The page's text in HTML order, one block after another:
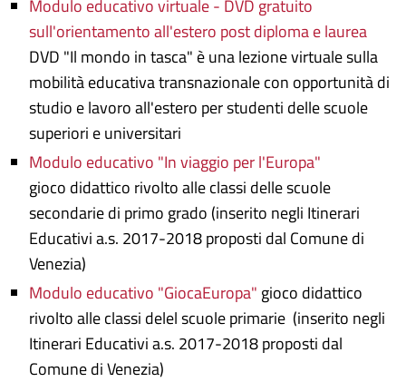
Modulo educativo virtuale - DVD gratuito
sull'orientamento all'estero post diploma e laurea
DVD "Il mondo in tasca" è una lezione virtuale sulla
mobilità educativa transnazionale con opportunità di
studio e lavoro all'estero per studenti delle scuole
superiori e universitari
Modulo educativo "In viaggio per l'Europa"
gioco didattico rivolto alle classi delle scuole
secondarie di primo grado (inserito negli Itinerari
Educativi a.s. 2017-2018 proposti dal Comune di
Venezia)
Modulo educativo "GiocaEuropa" gioco didattico
rivolto alle classi delel scuole primarie (inserito negli
Itinerari Educativi a.s. 2017-2018 proposti dal
Comune di Venezia)